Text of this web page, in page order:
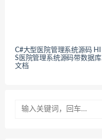
C#大型医院管理系统源码 HI
S医院管理系统源码带数据库
文档